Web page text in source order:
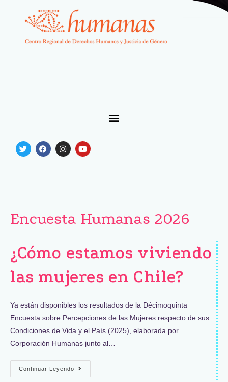
Encuesta Humanas 2026
¿Cómo estamos viviendo
las mujeres en Chile?
Ya están disponibles los resultados de la Décimoquinta
Encuesta sobre Percepciones de las Mujeres respecto de sus
Condiciones de Vida y el País (2025), elaborada por
Corporación Humanas junto al…
Continuar Leyendo